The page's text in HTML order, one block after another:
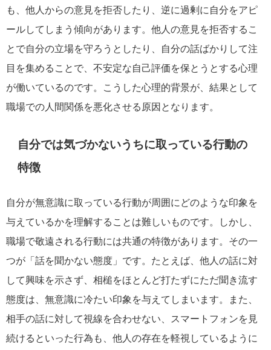
も、他人からの意見を拒否したり、逆に過剰に自分をアピ
ールしてしまう傾向があります。他人の意見を拒否するこ
とで自分の立場を守ろうとしたり、自分の話ばかりして注
目を集めることで、不安定な自己評価を保とうとする心理
が働いているのです。こうした心理的背景が、結果として
職場での人間関係を悪化させる原因となります。
自分では気づかないうちに取っている行動の
特徴
自分が無意識に取っている行動が周囲にどのような印象を
与えているかを理解することは難しいものです。しかし、
職場で敬遠される行動には共通の特徴があります。その一
つが「話を聞かない態度」です。たとえば、他人の話に対
して興味を示さず、相槌をほとんど打たずにただ聞き流す
態度は、無意識に冷たい印象を与えてしまいます。また、
相手の話に対して視線を合わせない、スマートフォンを見
続けるといった行為も、他人の存在を軽視しているように